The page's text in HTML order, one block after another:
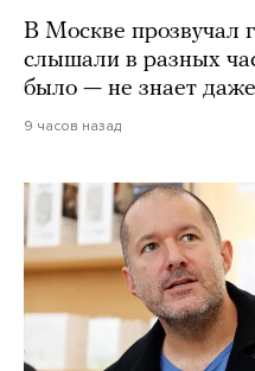
В Москве прозвучал
слышали в разных
было — не знает
9 часов назад